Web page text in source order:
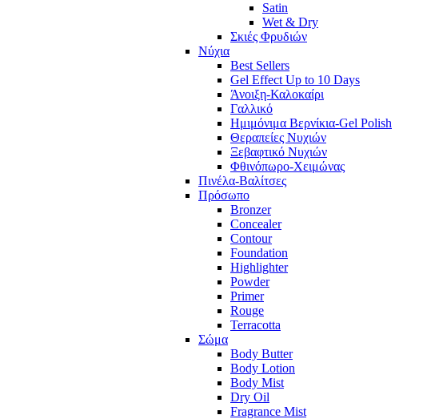
Satin
Wet & Dry
Σκιές Φρυδιών
Νύχια
Best Sellers
Gel Effect Up to 10 Days
Άνοιξη-Καλοκαίρι
Γαλλικό
Ημιμόνιμα Βερνίκια-Gel Polish
Θεραπείες Νυχιών
Ξεβαφτικό Νυχιών
Φθινόπωρο-Χειμώνας
Πινέλα-Βαλίτσες
Πρόσωπο
Bronzer
Concealer
Contour
Foundation
Highlighter
Powder
Primer
Rouge
Terracotta
Σώμα
Body Butter
Body Lotion
Body Mist
Dry Oil
Fragrance Mist